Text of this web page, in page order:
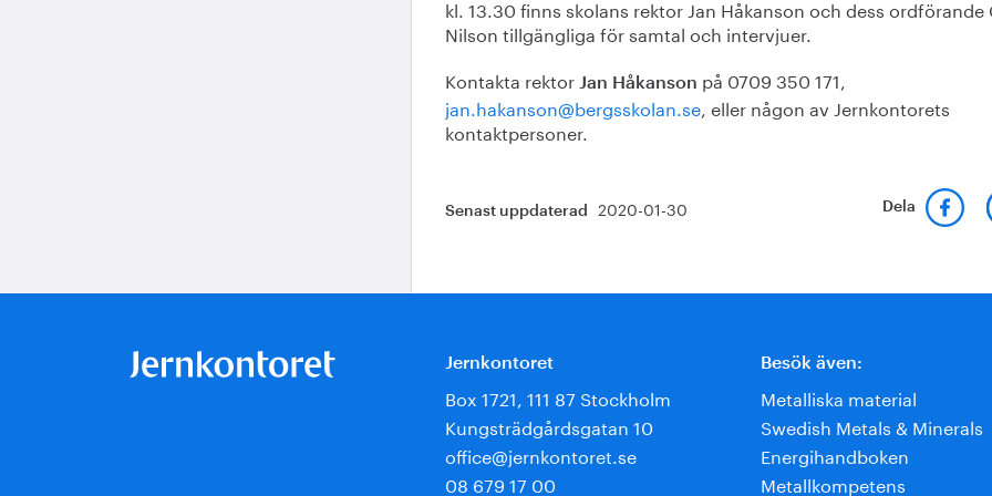
kl. 13.30 finns skolans rektor Jan Håkanson och dess ordförande
Nilson tillgängliga för samtal och intervjuer.
Kontakta rektor Jan Håkanson på 0709 350 171,
jan.hakanson@bergsskolan.se, eller någon av Jernkontorets
kontaktpersoner.
Senast uppdaterad 2020-01-30 Dela
Jernkontoret
Box 1721, 111 87 Stockholm
Kungsträdgårdsgatan 10
office@jernkontoret.se
08 679 17 00
Besök även:
Metalliska material
Swedish Metals & Minerals
Energihandboken
Metallkompetens